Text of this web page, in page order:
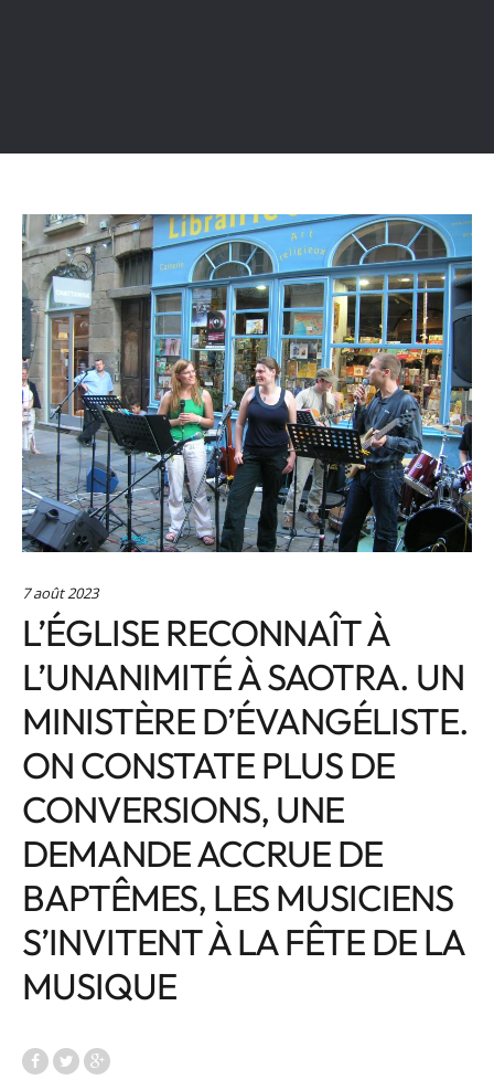
7 août 2023
L’ÉGLISE RECONNAÎT À
L’UNANIMITÉ À SAOTRA. UN
MINISTÈRE D’ÉVANGÉLISTE.
ON CONSTATE PLUS DE
CONVERSIONS, UNE
DEMANDE ACCRUE DE
BAPTÊMES, LES MUSICIENS
S’INVITENT À LA FÊTE DE LA
MUSIQUE